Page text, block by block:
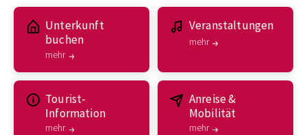
Unterkunft
buchen
mehr
Veranstaltungen
mehr
Tourist-
Information
mehr
Anreise &
Mobilität
mehr